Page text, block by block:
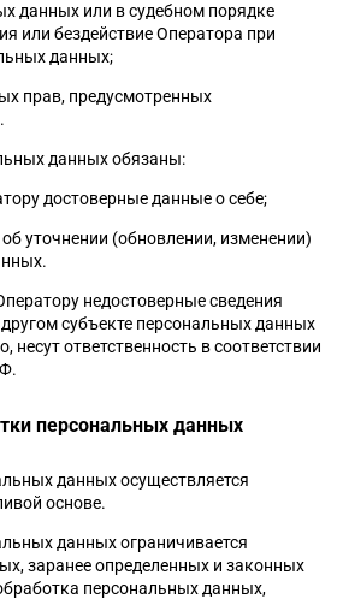
данных или в судебном порядке
или бездействие Оператора при
данных;
прав, предусмотренных
данных обязаны:
достоверные данные о себе;
уточнении (обновлении, изменении)
недостоверные сведения
субъекте персональных данных
несут ответственность в соответствии
персональных данных
данных осуществляется
основе.
данных ограничивается
заранее определенных и законных
персональных данных,